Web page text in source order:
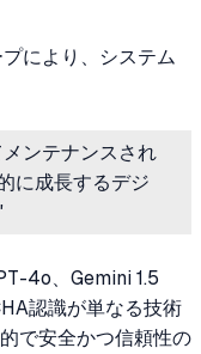
により、システム
ンテナンスされ
に成長するデジ
4o、Gemini 1.5
認識が単なる技術
で安全かつ信頼性の